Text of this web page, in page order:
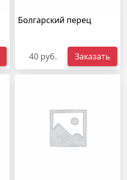
Болгарский перец
40 руб. Заказать